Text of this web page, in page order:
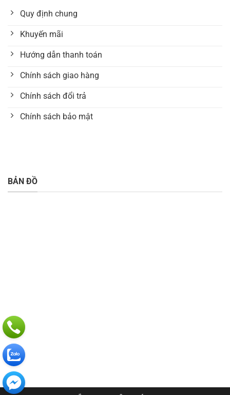
Quy định chung
Khuyến mãi
Hướng dẫn thanh toán
Chính sách giao hàng
Chính sách đổi trả
Chính sách bảo mật
BẢN ĐỒ